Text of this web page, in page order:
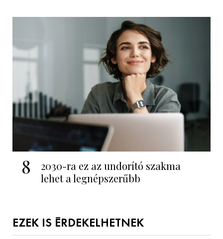
8
2030-ra ez az undorító szakma
lehet a legnépszerűbb
EZEK IS ÉRDEKELHETNEK